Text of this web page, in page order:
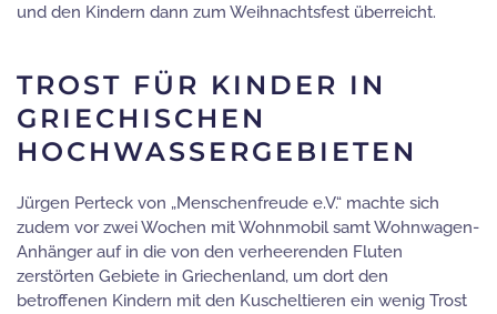
und den Kindern dann zum Weihnachtsfest überreicht.
TROST FÜR KINDER IN
GRIECHISCHEN
HOCHWASSERGEBIETEN
Jürgen Perteck von „Menschenfreude e.V.“ machte sich
zudem vor zwei Wochen mit Wohnmobil samt Wohnwagen-
Anhänger auf in die von den verheerenden Fluten
zerstörten Gebiete in Griechenland, um dort den
betroffenen Kindern mit den Kuscheltieren ein wenig Trost